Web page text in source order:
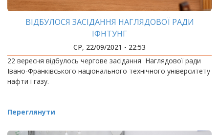
ВІДБУЛОСЯ ЗАСІДАННЯ НАГЛЯДОВОЇ РАДИ
ІФНТУНГ
СР, 22/09/2021 - 22:53
22 вересня відбулось чергове засідання Наглядової ради
Івано-Франківського національного технічного університету
нафти і газу.
Переглянути